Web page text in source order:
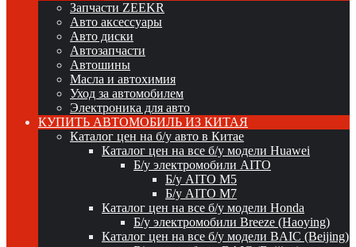
Запчасти ZEEKR
Авто аксессуары
Авто диски
Автозапчасти
Автошины
Масла и автохимия
Уход за автомобилем
Электроника для авто
КУПИТЬ АВТОМОБИЛЬ ИЗ КИТАЯ
Каталог цен на б/у авто в Китае
Каталог цен на все б/у модели Huawei
Б/у электромобили AITO
Б/у AITO M5
Б/у AITO M7
Каталог цен на все б/у модели Honda
Б/у электромобили Breeze (Haoying)
Каталог цен на все б/у модели BAIC (Beijing)